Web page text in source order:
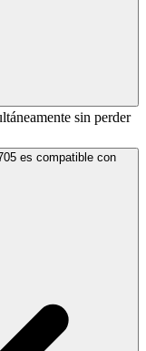
sin perder
es compatible con